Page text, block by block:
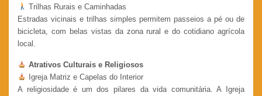
Trilhas Rurais e Caminhadas
Estradas vicinais e trilhas simples permitem passeios a pé ou de
bicicleta, com belas vistas da zona rural e do cotidiano agrícola
local.
Atrativos Culturais e Religiosos
Igreja Matriz e Capelas do Interior
A religiosidade é um dos pilares da vida comunitária. A Igreja